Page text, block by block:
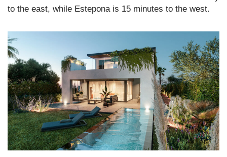
to the east, while Estepona is 15 minutes to the west.